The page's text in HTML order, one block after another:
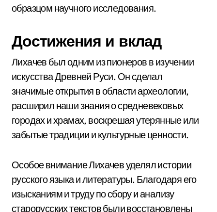
образцом научного исследования.
Достижения и вклад
Лихачев был одним из пионеров в изучении
искусства Древней Руси. Он сделал
значимые открытия в области археологии,
расширил наши знания о средневековых
городах и храмах, воскрешая утерянные или
забытые традиции и культурные ценности.
Особое внимание Лихачев уделял истории
русского языка и литературы. Благодаря его
изысканиям и труду по сбору и анализу
старорусских текстов были восстановлены